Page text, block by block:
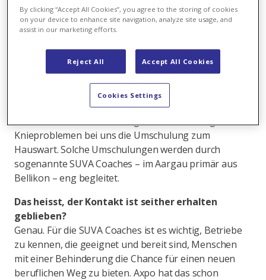
Menschen mit Behinderung. Wieso wenden sie sich
ausgerechnet an Dich?
Das hat seinen Ursprung vor einigen Jahren, als ein
Mitarbeiter des KKB einen schweren Bike-Unfall hatte.
Weil er seinen Beruf nicht mehr ausüben konnte, hat
er bei mir die Umschulung zum
Instandhaltungsfachmann gemacht. Nur wenige Zeit
später ist ein ähnlicher Fall hinzugekommen. Ein
Knieproblemen bei uns die Umschulung zum
Hauswart. Solche Umschulungen werden durch
sogenannte SUVA Coaches – im Aargau primär aus
Bellikon – eng begleitet.
Das heisst, der Kontakt ist seither erhalten
geblieben?
Genau. Für die SUVA Coaches ist es wichtig, Betriebe
zu kennen, die geeignet und bereit sind, Menschen
mit einer Behinderung die Chance für einen neuen
beruflichen Weg zu bieten. Axpo hat das schon
By clicking “Accept All Cookies”, you agree to the storing of cookies
on your device to enhance site navigation, analyze site usage, and
assist in our marketing efforts.
Reject All Accept All Cookies
Cookies Settings